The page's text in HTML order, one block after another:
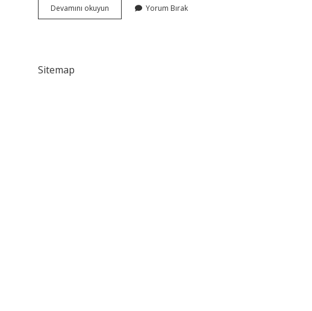
Devamını okuyun Temerrüde
Düşen
Yorum Bırak
Sitemap